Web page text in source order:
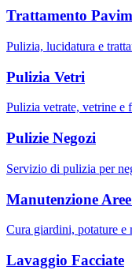
Trattamento
Pulizia, lucidatura e
Pulizia Vetri
Pulizia vetrate, vetrine e
Pulizie Negozi
Servizio di pulizia per
Manutenzione
Cura giardini, potature e
Lavaggio Facciate